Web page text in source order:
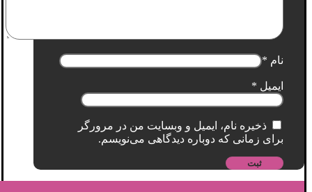
نام *
ایمیل *
ذخیره نام، ایمیل و وبسایت من در مرورگر
برای زمانی که دوباره دیدگاهی می‌نویسم.